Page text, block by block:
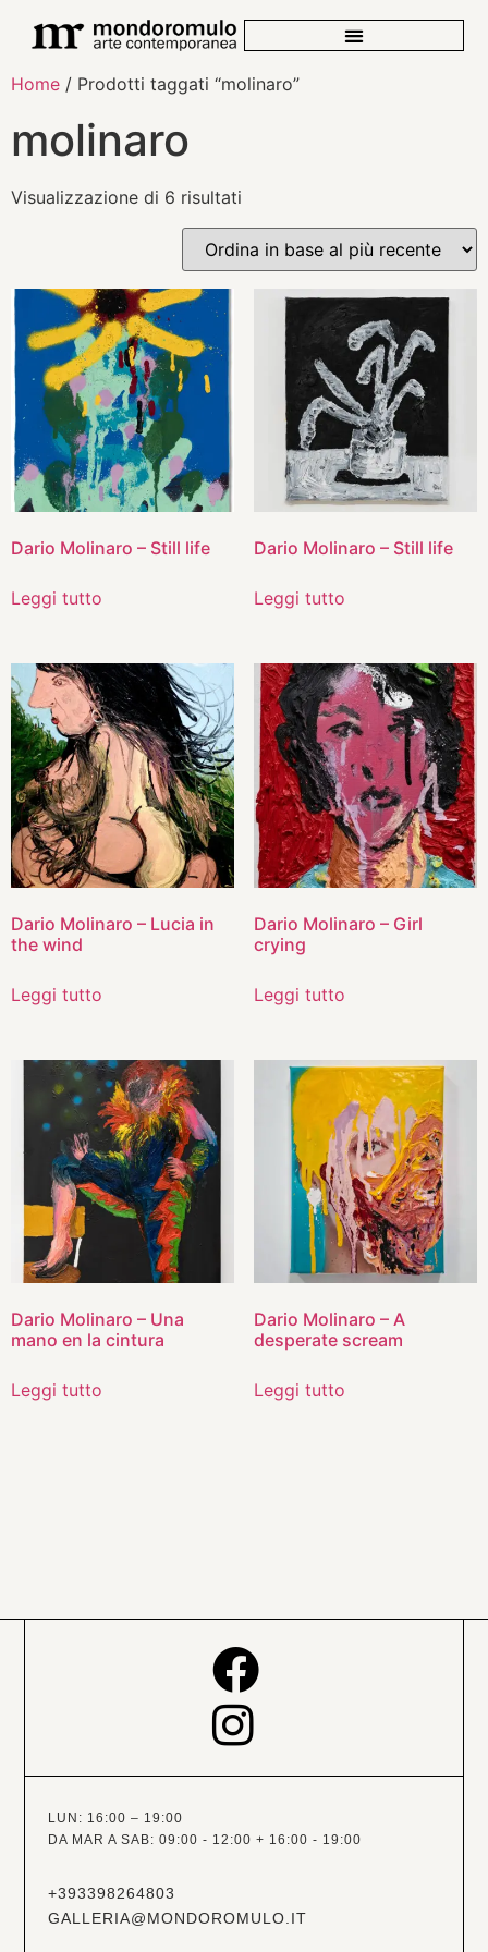
Home / Prodotti taggati “molinaro”
molinaro
Visualizzazione di 6 risultati
Dario Molinaro – Still life
Leggi tutto
Dario Molinaro – Still life
Leggi tutto
Dario Molinaro – Lucia in
the wind
Leggi tutto
Dario Molinaro – Girl
crying
Leggi tutto
Dario Molinaro – Una
mano en la cintura
Leggi tutto
Dario Molinaro – A
desperate scream
Leggi tutto
+393398264803
GALLERIA@MONDOROMULO.IT
LUN: 16:00 – 19:00
DA MAR A SAB: 09:00 - 12:00 + 16:00 - 19:00